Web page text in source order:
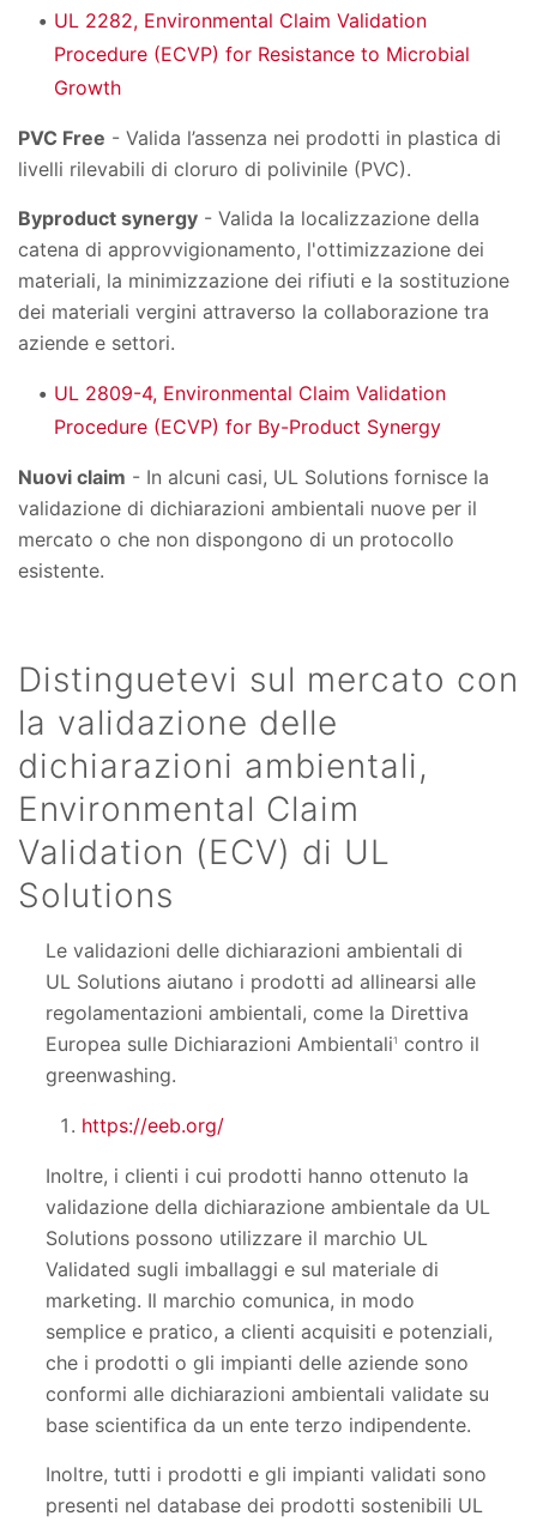
UL 2282, Environmental Claim Validation
Procedure (ECVP) for Resistance to Microbial
Growth
PVC Free - Valida l’assenza nei prodotti in plastica di
livelli rilevabili di cloruro di polivinile (PVC).
Byproduct synergy - Valida la localizzazione della
catena di approvvigionamento, l'ottimizzazione dei
materiali, la minimizzazione dei rifiuti e la sostituzione
dei materiali vergini attraverso la collaborazione tra
aziende e settori.
UL 2809-4, Environmental Claim Validation
Procedure (ECVP) for By-Product Synergy
Nuovi claim - In alcuni casi, UL Solutions fornisce la
validazione di dichiarazioni ambientali nuove per il
mercato o che non dispongono di un protocollo
esistente.
Distinguetevi sul mercato con
la validazione delle
dichiarazioni ambientali,
Environmental Claim
Validation (ECV) di UL
Solutions
Le validazioni delle dichiarazioni ambientali di
UL Solutions aiutano i prodotti ad allinearsi alle
regolamentazioni ambientali, come la Direttiva
Europea sulle Dichiarazioni Ambientali1 contro il
greenwashing.
https://eeb.org/
Inoltre, i clienti i cui prodotti hanno ottenuto la
validazione della dichiarazione ambientale da UL
Solutions possono utilizzare il marchio UL
Validated sugli imballaggi e sul materiale di
marketing. Il marchio comunica, in modo
semplice e pratico, a clienti acquisiti e potenziali,
che i prodotti o gli impianti delle aziende sono
conformi alle dichiarazioni ambientali validate su
base scientifica da un ente terzo indipendente.
Inoltre, tutti i prodotti e gli impianti validati sono
presenti nel database dei prodotti sostenibili UL